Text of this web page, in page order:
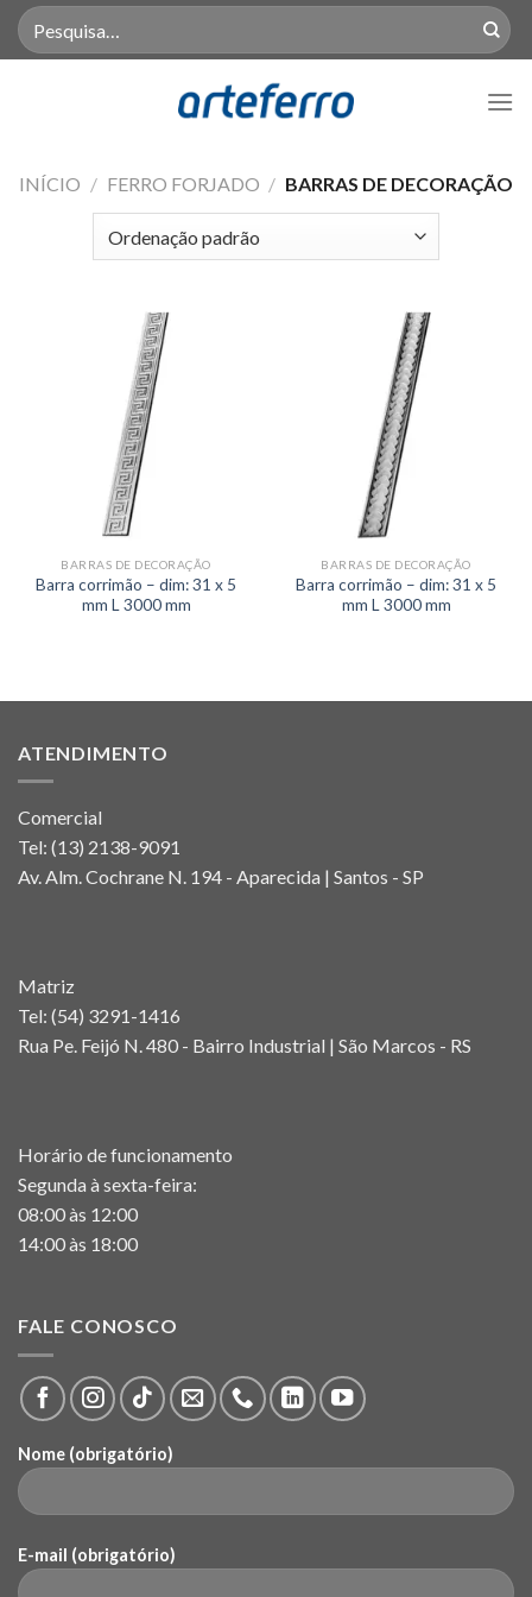
SkipPesquisar
por:
INÍCIO / FERRO FORJADO / BARRAS DE DECORAÇÃO
BARRAS DE DECORAÇÃO
Barra corrimão – dim: 31 x 5
mm L 3000 mm
BARRAS DE DECORAÇÃO
Barra corrimão – dim: 31 x 5
mm L 3000 mm
ATENDIMENTO
Comercial
Tel: (13) 2138-9091
Av. Alm. Cochrane N. 194 - Aparecida | Santos - SP
Matriz
Tel: (54) 3291-1416
Rua Pe. Feijó N. 480 - Bairro Industrial | São Marcos - RS
Horário de funcionamento
Segunda à sexta-feira:
08:00 às 12:00
14:00 às 18:00
FALE CONOSCO
Nome (obrigatório)
E-mail (obrigatório)